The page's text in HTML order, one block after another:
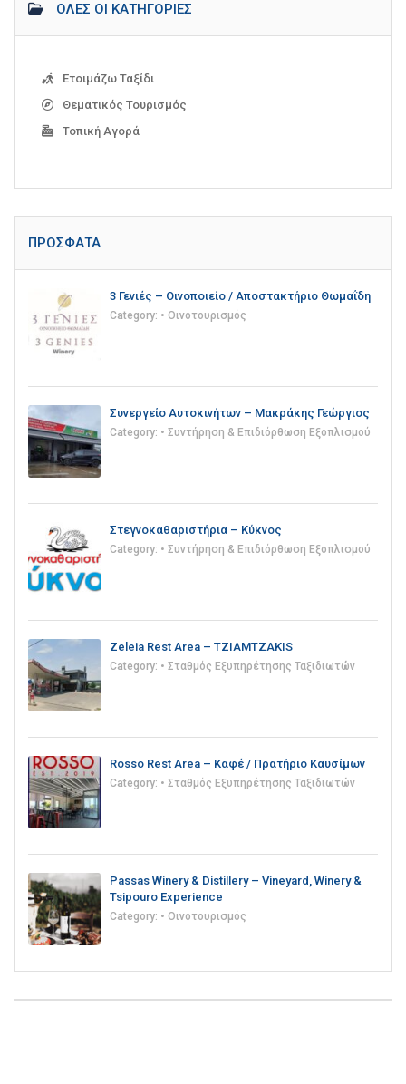
ΌΛΕΣ ΟΙ ΚΑΤΗΓΟΡΊΕΣ
Ετοιμάζω Ταξίδι
Θεματικός Τουρισμός
Τοπική Αγορά
ΠΡΌΣΦΑΤΑ
3 Γενιές – Οινοποιείο / Αποστακτήριο Θωμαΐδη
Category: • Οινοτουρισμός
Συνεργείο Αυτοκινήτων – Μακράκης Γεώργιος
Category: • Συντήρηση & Επιδιόρθωση Εξοπλισμού
Στεγνοκαθαριστήρια – Κύκνος
Category: • Συντήρηση & Επιδιόρθωση Εξοπλισμού
Zeleia Rest Area – TZIAMTZAKIS
Category: • Σταθμός Εξυπηρέτησης Ταξιδιωτών
Rosso Rest Area – Καφέ / Πρατήριο Καυσίμων
Category: • Σταθμός Εξυπηρέτησης Ταξιδιωτών
Passas Winery & Distillery – Vineyard, Winery &
Tsipouro Experience
Category: • Οινοτουρισμός